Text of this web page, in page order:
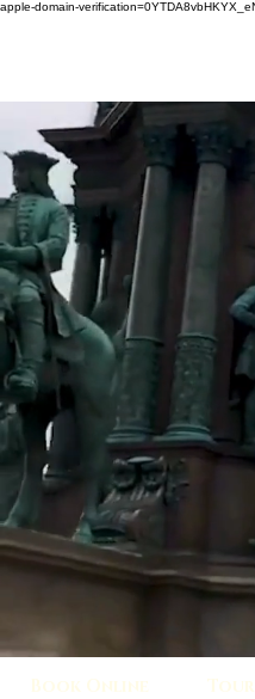
apple-domain-
Book Online